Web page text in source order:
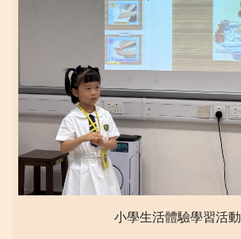
小學生活體驗學習活動